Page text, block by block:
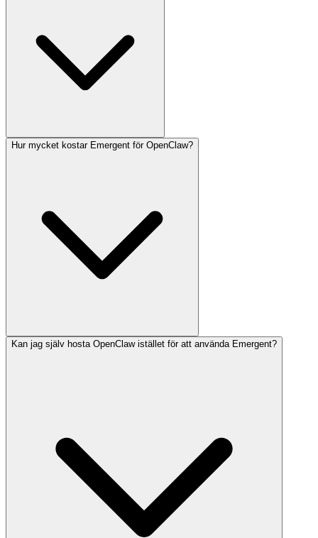
Hur mycket kostar Emergent för OpenClaw?
Kan jag själv hosta OpenClaw istället för att använda Emergent?